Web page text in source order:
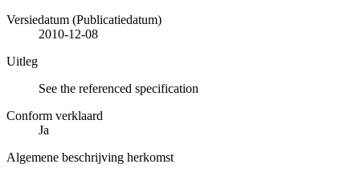
Versiedatum (Publicatiedatum)
2010-12-08
Uitleg
See the referenced specification
Conform verklaard
Ja
Algemene beschrijving herkomst